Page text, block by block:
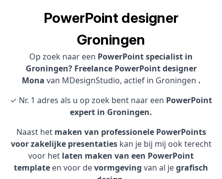
PowerPoint designer
Groningen
Op zoek naar een PowerPoint specialist in
Groningen? Freelance PowerPoint designer
Mona van MDesignStudio, actief in Groningen .
✓ Nr. 1 adres als u op zoek bent naar een PowerPoint
expert in Groningen.
Naast het maken van professionele PowerPoints
voor zakelijke presentatieskan je bij mij ook terecht
voor het laten maken van een PowerPoint
template en voor devormgeving van al jegrafisch